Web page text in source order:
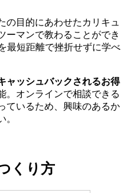
の目的にあわせたカリキュ
ーマンで教わることができ
最短距離で挫折せずに学べ
ャッシュバックされるお得
。オンラインで相談できる
ているため、興味のあるか
。
くり方